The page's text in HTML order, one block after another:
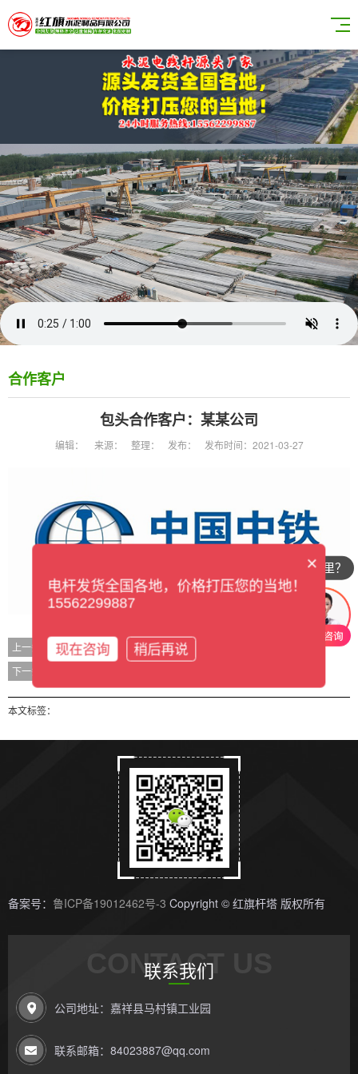
合作客户
包头合作客户：某某公司
编辑： 来源： 整理： 发布： 发布时间：2021-03-27
上一条 包头合作客户：某某公司
下一条
本文标签：
备案号： 鲁ICP备19012462号-3 Copyright © 红旗杆塔 版权所有
CONTACT US
联系我们
公司地址：嘉祥县马村镇工业园
联系邮箱：84023887@qq.com
你们公司在哪里？
×
电杆发货全国各地，价格打压您的当地！
15562299887
现在咨询 稍后再说